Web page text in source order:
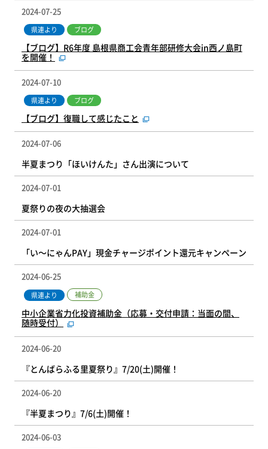
2024-07-25
県連より ブログ
【ブログ】R6年度 島根県商工会青年部研修大会in西ノ島町
を開催！
2024-07-10
県連より ブログ
【ブログ】復職して感じたこと
2024-07-06
半夏まつり「ほいけんた」さん出演について
2024-07-01
夏祭りの夜の大抽選会
2024-07-01
「い～にゃんPAY」現金チャージポイント還元キャンペーン
2024-06-25
県連より 補助金
中小企業省力化投資補助金（応募・交付申請：当面の間、
随時受付）
2024-06-20
『とんばらふる里夏祭り』7/20(土)開催！
2024-06-20
『半夏まつり』7/6(土)開催！
2024-06-03